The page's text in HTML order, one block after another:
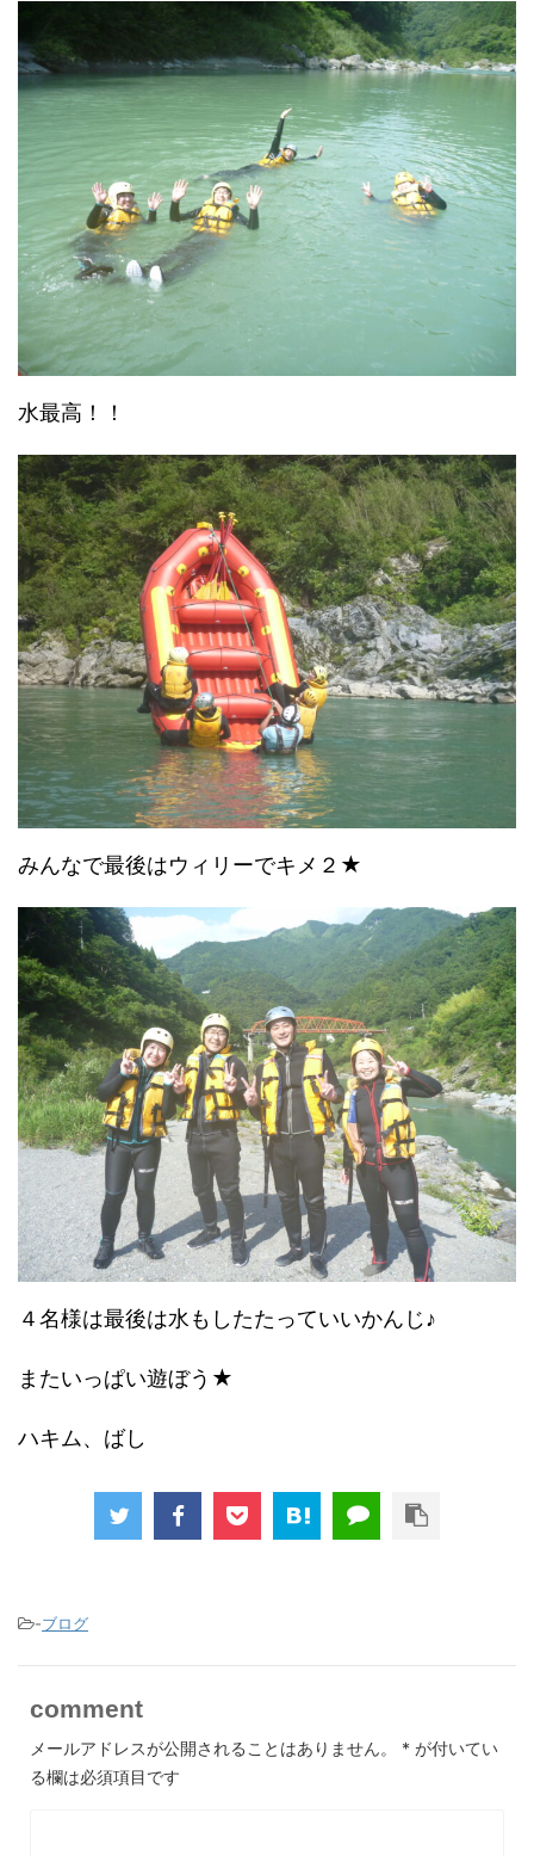
水最高！！
みんなで最後はウィリーでキメ２★
４名様は最後は水もしたたっていいかんじ♪
またいっぱい遊ぼう★
ハキム、ばし
-ブログ
comment
メールアドレスが公開されることはありません。 * が付いてい
る欄は必須項目です